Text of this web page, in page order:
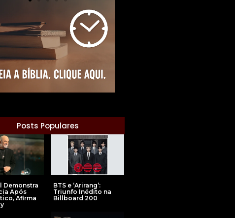
Posts Populares
Demonstra
Após
Afirma
BTS e ‘Arirang’:
Triunfo Inédito na
Billboard 200